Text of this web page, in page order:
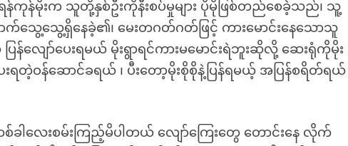
မိုးက သူတို့နှစ်ဦးကိုနီးစပ်မှုများ ပိုမိုဖြစ်တည်စေခဲ့သည်၊ သူ့
သွေ့သွေ့ရှိနေခဲ့၏၊ မေးတဂတ်ဂတ်ဖြင့် ကားမောင်းနေသောသူ
ြန်လျော်ပေးရမယ် မိုးရွာရင်ကားမမောင်းရဲဘူးဆိုလို့ ဆေးရုံကိုမိုး
ေးရတဲ့ဝန်ဆောင်ခရယ် ၊ ပီးတော့မိုးစိုစိုနဲ့ပြန်ရမယ့် အပြန်စရိတ်ရယ်
လေးစမ်းကြည့်မိပါတယ် လျော်ကြေးတွေ တောင်းနေ လိုက်